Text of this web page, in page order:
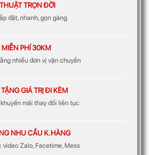
TRỌN ĐỜI
đặt, nhanh, gọn gàng
PHÍ 30KM
nhiều đơn vị vận chuyển
GIÁ TRỊ ĐI KÈM
mãi thay đổi liên tục
NHU CẦU K.HÀNG
video Zalo, Facetime, Mess